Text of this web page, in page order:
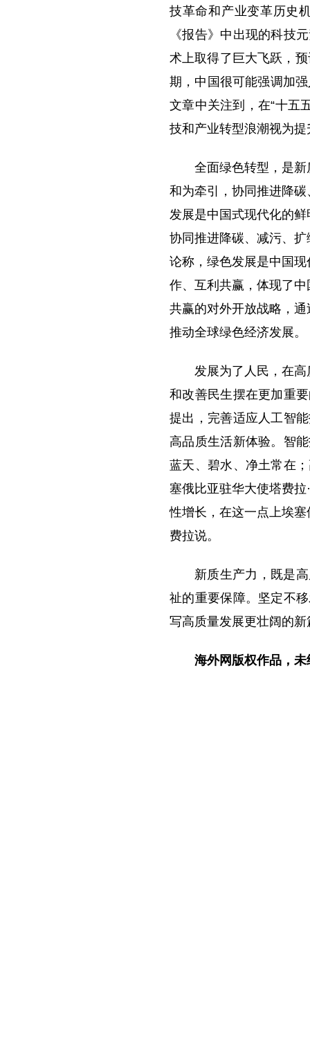
技革命和产业变革历史
《报告》中出现的科技
术上取得了巨大飞跃，
期，中国很可能强调加
文章中关注到，在“十五
技和产业转型浪潮视为
全面绿色转型，是
和为牵引，协同推进降
发展是中国式现代化的
协同推进降碳、减污、
论称，绿色发展是中国
作、互利共赢，体现了
共赢的对外开放战略，
推动全球绿色经济发展。
发展为了人民，在
和改善民生摆在更加重
提出，完善适应人工智
高品质生活新体验。智
蓝天、碧水、净土常在
塞俄比亚驻华大使塔费
性增长，在这一点上埃
费拉说。
新质生产力，既是
祉的重要保障。坚定不
写高质量发展更壮阔的
海外网版权作品，